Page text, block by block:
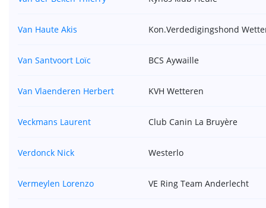
Van Haute Akis Kon.Verdedigingshond
Van Santvoort Loïc BCS Aywaille
Van Vlaenderen Herbert KVH Wetteren
Veckmans Laurent Club Canin La Bruyère
Verdonck Nick Westerlo
Vermeylen Lorenzo VE Ring Team Anderlecht